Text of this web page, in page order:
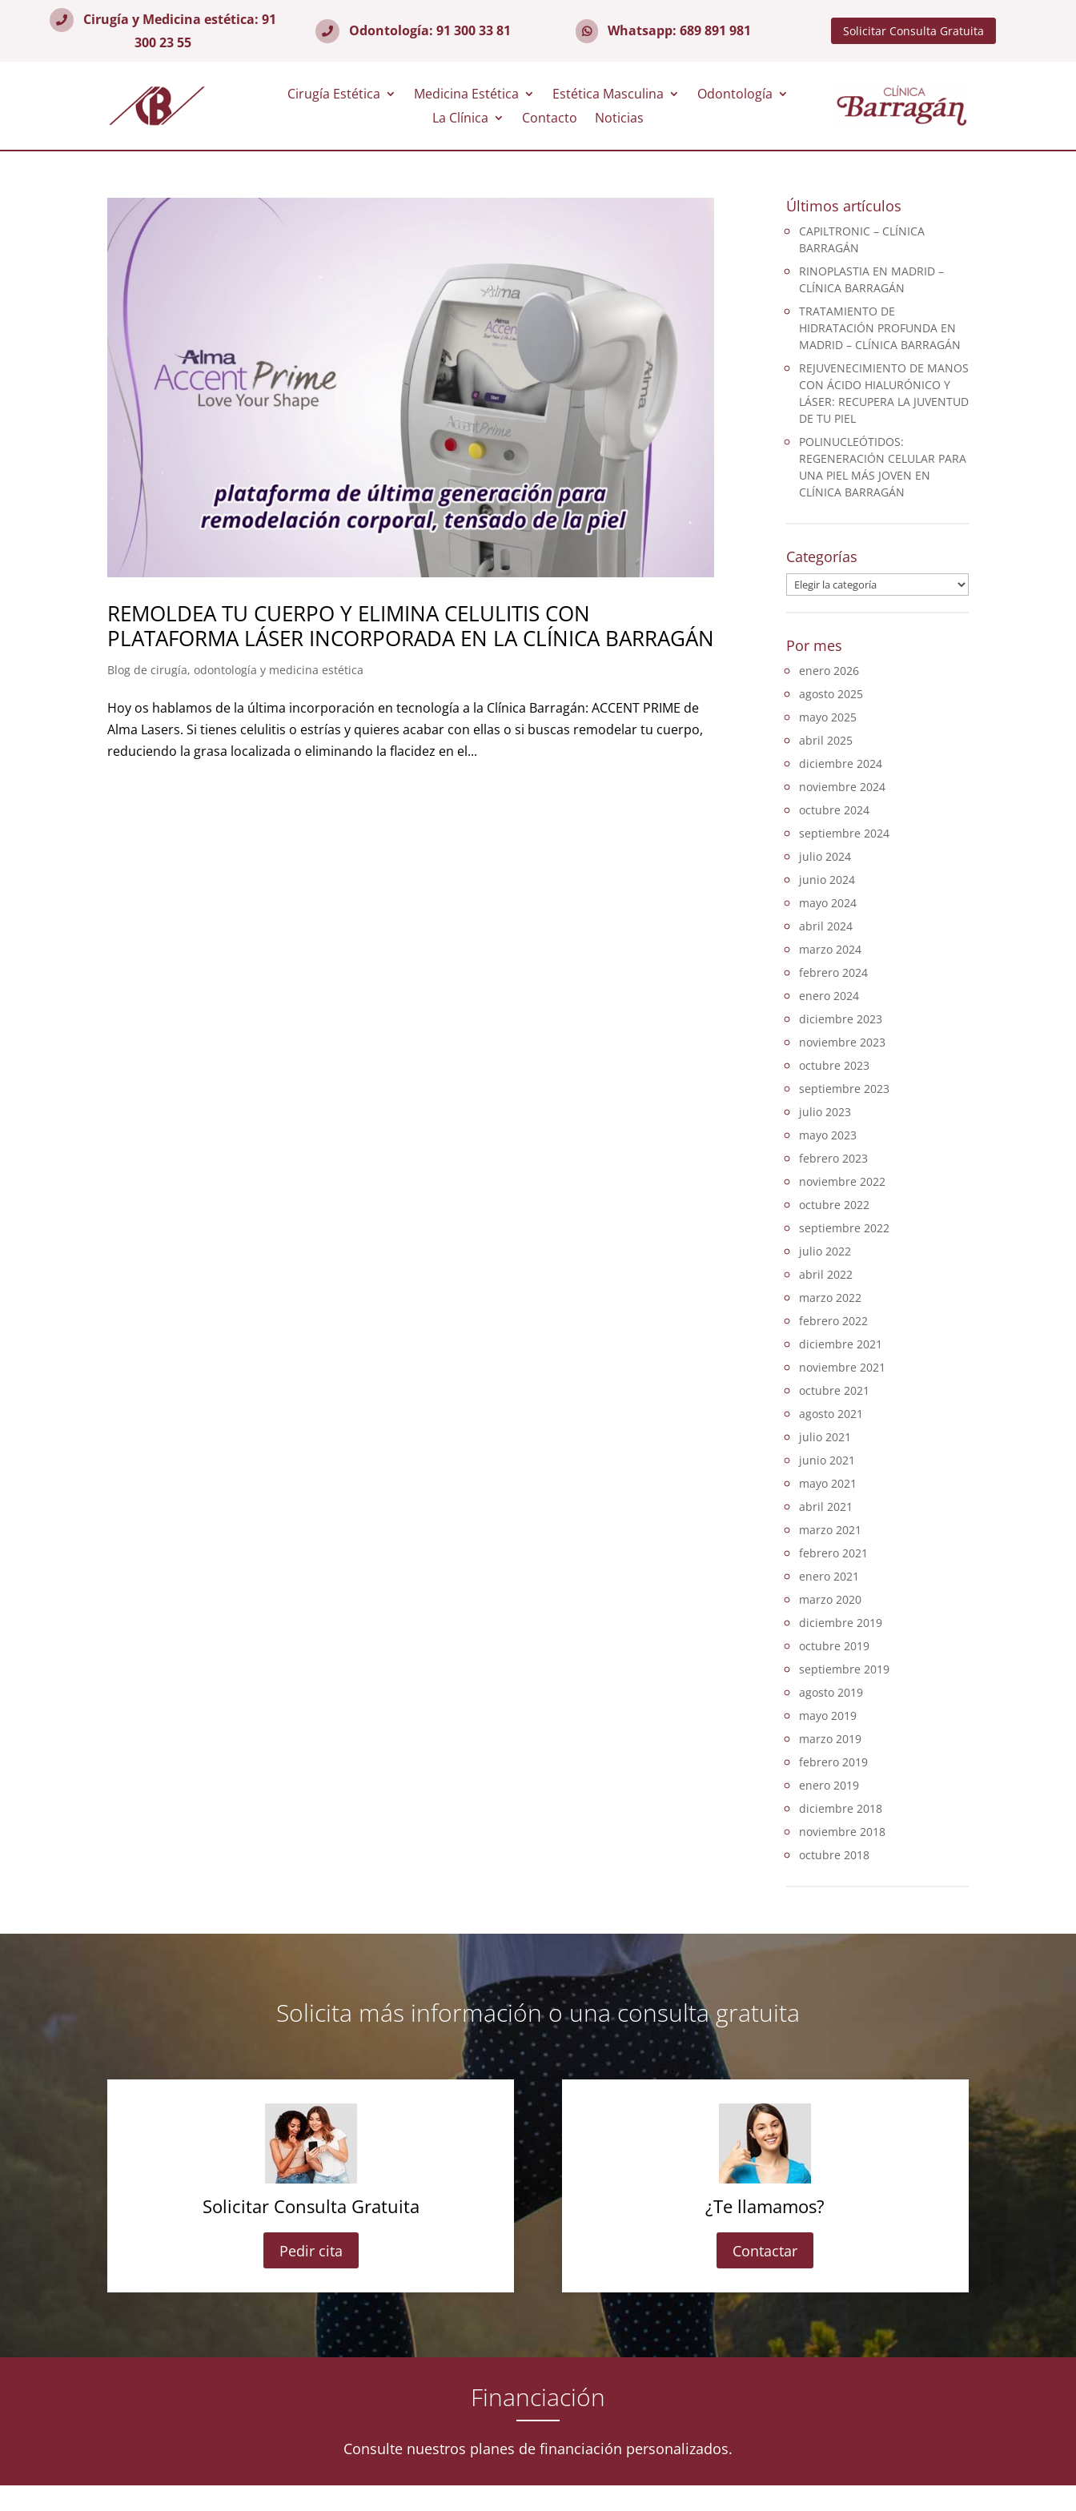
Cirugía y Medicina estética: 91
300 23 55
Odontología: 91 300 33 81 Whatsapp: 689 891 981 Solicitar Consulta Gratuita
Cirugía Estética Medicina Estética Estética Masculina
Odontología
La Clínica
Contacto Noticias
REMOLDEA TU CUERPO Y ELIMINA CELULITIS CON
PLATAFORMA LÁSER INCORPORADA EN LA CLÍNICA BARRAGÁN
Blog de cirugía, odontología y medicina estética
Hoy os hablamos de la última incorporación en tecnología a la Clínica Barragán: ACCENT PRIME de
Alma Lasers. Si tienes celulitis o estrías y quieres acabar con ellas o si buscas remodelar tu cuerpo,
reduciendo la grasa localizada o eliminando la flacidez en el...
Últimos artículos
CAPILTRONIC – CLÍNICA
BARRAGÁN
RINOPLASTIA EN MADRID –
CLÍNICA BARRAGÁN
TRATAMIENTO DE
HIDRATACIÓN PROFUNDA EN
MADRID – CLÍNICA BARRAGÁN
REJUVENECIMIENTO DE MANOS
CON ÁCIDO HIALURÓNICO Y
LÁSER: RECUPERA LA JUVENTUD
DE TU PIEL
POLINUCLEÓTIDOS:
REGENERACIÓN CELULAR PARA
UNA PIEL MÁS JOVEN EN
CLÍNICA BARRAGÁN
Categorías
Categorías
Por mes
enero 2026
agosto 2025
mayo 2025
abril 2025
diciembre 2024
noviembre 2024
octubre 2024
septiembre 2024
julio 2024
junio 2024
mayo 2024
abril 2024
marzo 2024
febrero 2024
enero 2024
diciembre 2023
noviembre 2023
octubre 2023
septiembre 2023
julio 2023
mayo 2023
febrero 2023
noviembre 2022
octubre 2022
septiembre 2022
julio 2022
abril 2022
marzo 2022
febrero 2022
diciembre 2021
noviembre 2021
octubre 2021
agosto 2021
julio 2021
junio 2021
mayo 2021
abril 2021
marzo 2021
febrero 2021
enero 2021
marzo 2020
diciembre 2019
octubre 2019
septiembre 2019
agosto 2019
mayo 2019
marzo 2019
febrero 2019
enero 2019
diciembre 2018
noviembre 2018
octubre 2018
Solicita más información o una consulta gratuita
Solicitar Consulta Gratuita
Pedir cita
¿Te llamamos?
Contactar
Financiación
Consulte nuestros planes de financiación personalizados.